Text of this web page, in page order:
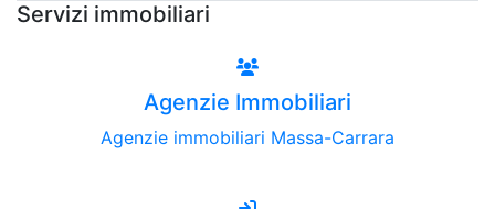
Servizi immobiliari
Agenzie Immobiliari
Agenzie immobiliari Massa-Carrara